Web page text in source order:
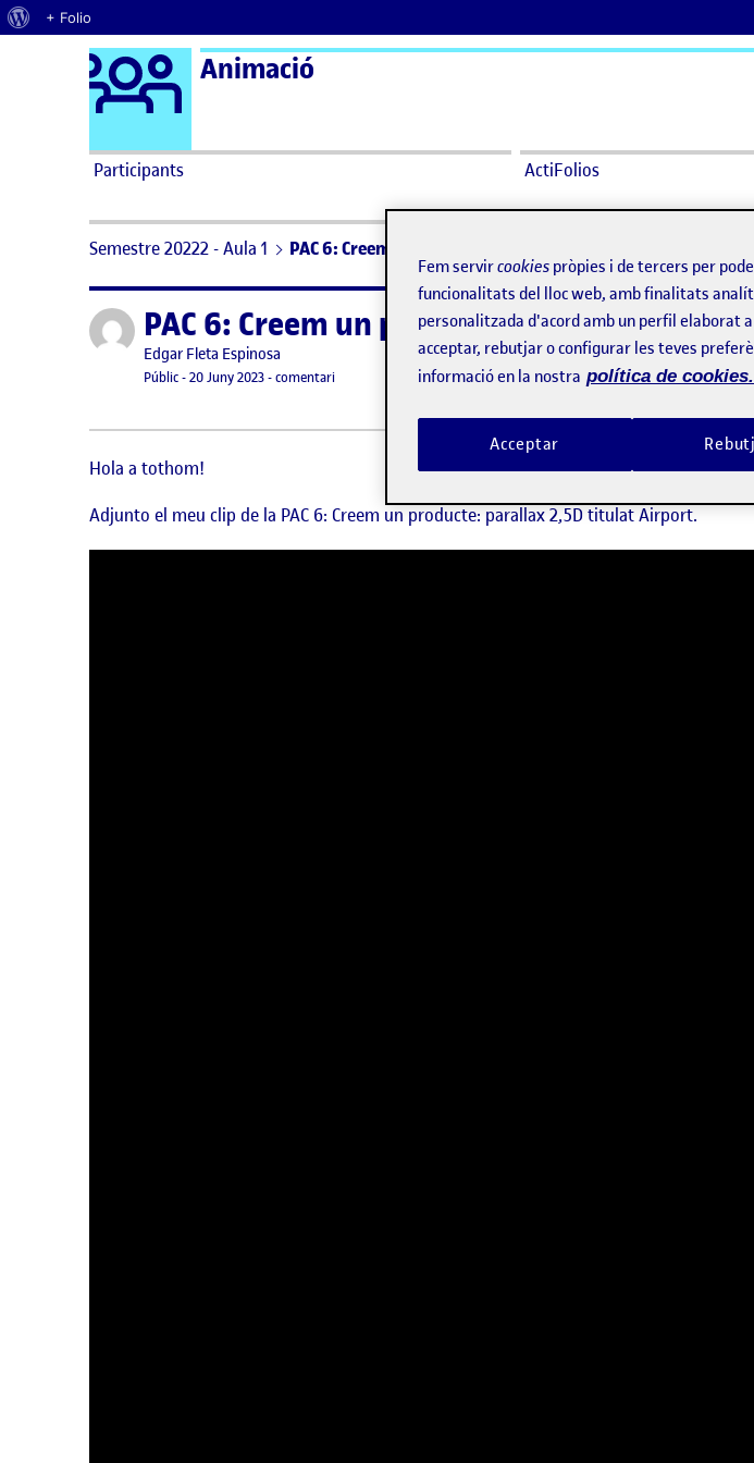
Quant al WordPress
+ Folio
Saltar al contingut Logo Ágora
Animació
Participants ActiFolios
Semestre 20222 - Aula 1 PAC 6: Creem un producte: parallax 2,5D
Publicat perPAC 6: Creem un producte: parallax 2,5D
Publicat per
Edgar Fleta Espinosa
Visibilitat:
Públic-Data de publicació
20 Juny 202320 juny, 2023 10:35 pm
-comentariel PAC 6: Creem un producte: parallax 2,5D
Hola a tothom!
Adjunto el meu clip de la PAC 6: Creem un producte: parallax 2,5D titulat Airport.
Fem servircookies pròpies i de tercers per
funcionalitats del lloc web, amb finalitats
personalitzada d'acord amb un perfil elaborat
acceptar, rebutjar o configurar les teves
informació en la nostra política de cookies.
Acceptar